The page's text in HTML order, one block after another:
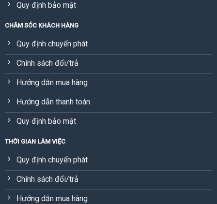
Quy định bảo mật
CHĂM SÓC KHÁCH HÀNG
Quy định chuyển phát
Chính sách đổi/trả
Hướng dẫn mua hàng
Hướng dẫn thanh toán
Quy định bảo mật
THỜI GIAN LÀM VIỆC
Quy định chuyển phát
Chính sách đổi/trả
Hướng dẫn mua hàng